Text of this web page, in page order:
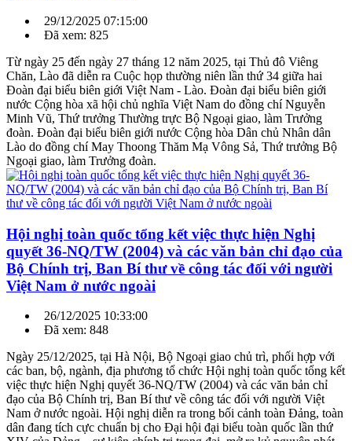
29/12/2025 07:15:00
Đã xem: 825
Từ ngày 25 đến ngày 27 tháng 12 năm 2025, tại Thủ đô Viêng
Chăn, Lào đã diễn ra Cuộc họp thường niên lần thứ 34 giữa hai
Đoàn đại biểu biên giới Việt Nam - Lào. Đoàn đại biểu biên giới
nước Cộng hòa xã hội chủ nghĩa Việt Nam do đồng chí Nguyễn
Minh Vũ, Thứ trưởng Thường trực Bộ Ngoại giao, làm Trưởng
đoàn. Đoàn đại biểu biên giới nước Cộng hòa Dân chủ Nhân dân
Lào do đồng chí May Thoong Thăm Mạ Vông Sả, Thứ trưởng Bộ
Ngoại giao, làm Trưởng đoàn.
Hội nghị toàn quốc tổng kết việc thực hiện Nghị
quyết 36-NQ/TW (2004) và các văn bản chỉ đạo của
Bộ Chính trị, Ban Bí thư về công tác đối với người
Việt Nam ở nước ngoài
26/12/2025 10:33:00
Đã xem: 848
Ngày 25/12/2025, tại Hà Nội, Bộ Ngoại giao chủ trì, phối hợp với
các ban, bộ, ngành, địa phương tổ chức Hội nghị toàn quốc tổng kết
việc thực hiện Nghị quyết 36-NQ/TW (2004) và các văn bản chỉ
đạo của Bộ Chính trị, Ban Bí thư về công tác đối với người Việt
Nam ở nước ngoài. Hội nghị diễn ra trong bối cảnh toàn Đảng, toàn
dân đang tích cực chuẩn bị cho Đại hội đại biểu toàn quốc lần thứ